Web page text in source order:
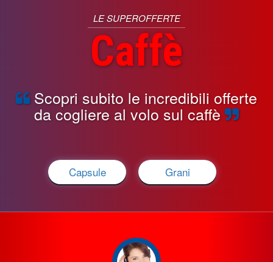
LE SUPEROFFERTE
Caffè
Scopri subito le incredibili offerte
da cogliere al volo sul caffè
Capsule Grani